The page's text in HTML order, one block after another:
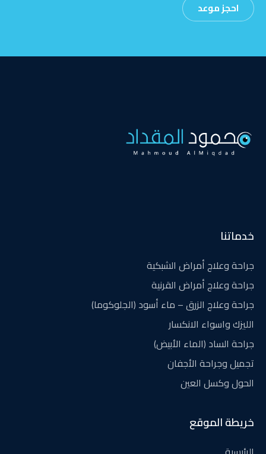
احجز موعد
خدماتنا
جراحة وعلاج أمراض الشبكية
جراحة وعلاج أمراض القرنية
جراحة وعلاج الزرق – ماء أسود (الجلوكوما)
الليزك واسواء الانكسار
جراحة الساد (الماء الأبيض)
تجميل وجراحة الأجفان
الحول وكسل العين
خريطة الموقع